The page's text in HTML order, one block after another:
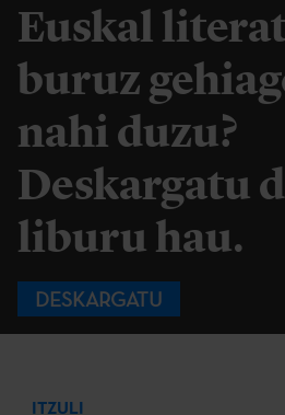
Euskal
buruz
nahi duzu?
Deskargatu
liburu hau.
DESKARGATU
ITZULI